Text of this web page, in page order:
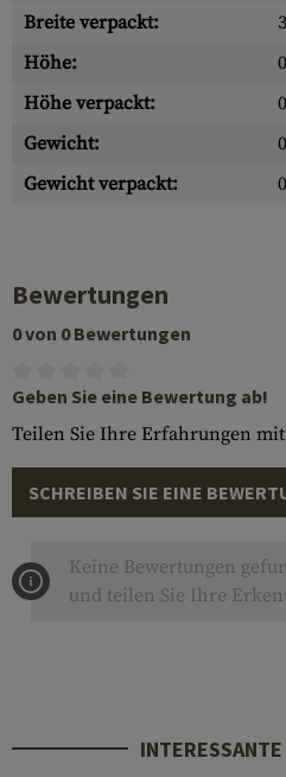
Breite verpackt:
Höhe:
Höhe verpackt:
Gewicht:
Gewicht verpackt:
Bewertungen
0 von 0 Bewertungen
Geben Sie eine Bewertung ab!
Teilen Sie Ihre Erfahrungen
SCHREIBEN SIE EINE
Keine Bewertungen
und teilen Sie Ihre